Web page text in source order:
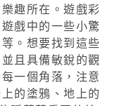
趣所在。遊戲彩
戲中的一些小驚
。想要找到這些
且具備敏銳的觀
一個角落，注意
的塗鴉、地上的